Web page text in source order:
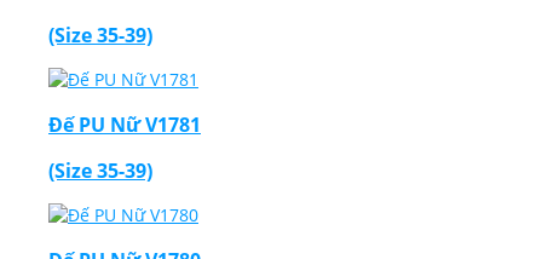
(Size 35-39)
Đế PU Nữ V1781
(Size 35-39)